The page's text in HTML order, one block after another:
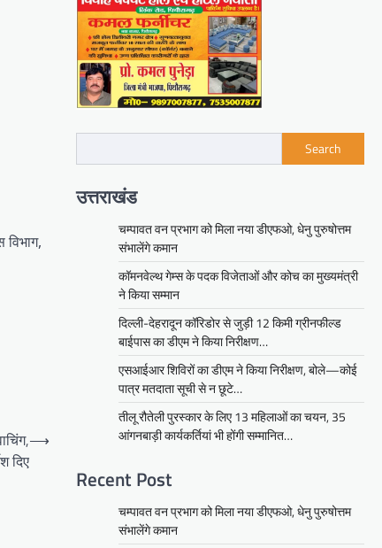
विभाग,
दिए
⟶
Search
उत्तराखंड
चम्पावत वन प्रभाग को मिला नया डीएफओ, धेनु पुरुषोत्तम
संभालेंगे कमान
कॉमनवेल्थ गेम्स के पदक विजेताओं और कोच का मुख्यमंत्री
ने किया सम्मान
दिल्ली-देहरादून कॉरिडोर से जुड़ी 12 किमी ग्रीनफील्ड
बाईपास का डीएम ने किया निरीक्षण…
एसआईआर शिविरों का डीएम ने किया निरीक्षण, बोले—कोई
पात्र मतदाता सूची से न छूटे…
तीलू रौतेली पुरस्कार के लिए 13 महिलाओं का चयन, 35
आंगनबाड़ी कार्यकर्तियां भी होंगी सम्मानित…
Recent Post
चम्पावत वन प्रभाग को मिला नया डीएफओ, धेनु पुरुषोत्तम
संभालेंगे कमान